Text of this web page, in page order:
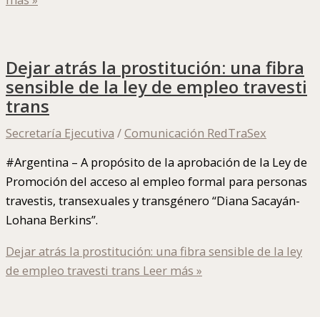
Dejar atrás la prostitución: una fibra
sensible de la ley de empleo travesti
trans
Secretaría Ejecutiva /Comunicación RedTraSex
#Argentina – A propósito de la aprobación de la Ley de
Promoción del acceso al empleo formal para personas
travestis, transexuales y transgénero “Diana Sacayán-
Lohana Berkins”.
Dejar atrás la prostitución: una fibra sensible de la ley
de empleo travesti trans Leer más »